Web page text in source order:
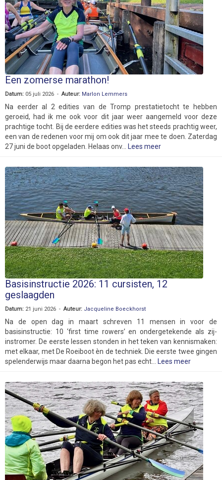
Een zomerse marathon!
Datum: 05 juli 2026 -Auteur: Marlon Lemmers
Na eerder al 2 edities van de Tromp prestatietocht te hebben
geroeid, had ik me ook voor dit jaar weer aangemeld voor deze
prachtige tocht. Bij de eerdere edities was het steeds prachtig weer,
een van de redenen voor mij om ook dit jaar mee te doen. Zaterdag
27 juni de boot opgeladen. Helaas onv...
Lees meer
Basisinstructie 2026: 11 cursisten, 12
geslaagden
Datum: 21 juni 2026 -Auteur: Jacqueline Boeckhorst
Na de open dag in maart schreven 11 mensen in voor de
basisinstructie: 10 ‘first time rowers’ en ondergetekende als zij-
instromer. De eerste lessen stonden in het teken van kennismaken:
met elkaar, met De Roeiboot èn de techniek. Die eerste twee gingen
spelenderwijs maar daarna begon het pas echt...
Lees meer